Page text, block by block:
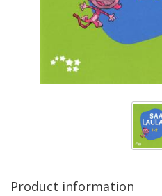
Product information